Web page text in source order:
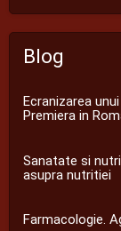
Blog
Ecranizarea
Premiera in
Sanatate si
asupra nutritiei
Farmacologie.